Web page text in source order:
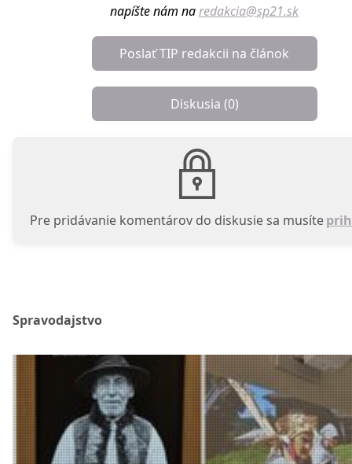
napíšte nám naredakcia@sp21.sk
Poslať TIP redakcii na článok
Diskusia (0)
Pre pridávanie komentárov do diskusie sa musíte
Spravodajstvo